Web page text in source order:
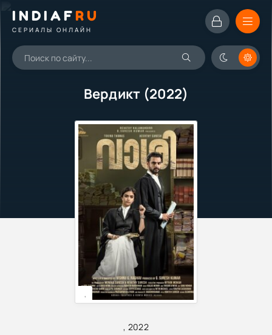
INDIAFRU
СЕРИАЛЫ ОНЛАЙН
Вердикт (2022)
, 2022
,